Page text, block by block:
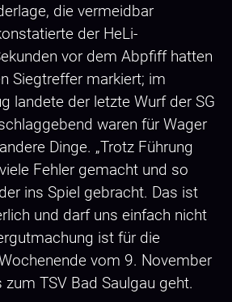
die vermeidbar
der HeLi-
vor dem Abpfiff hatten
Siegtreffer markiert; im
landete der letzte Wurf der SG
waren für Wager
Dinge. „Trotz Führung
Fehler gemacht und so
ins Spiel gebracht. Das ist
und darf uns einfach nicht
ist für die
vom 9. November
TSV Bad Saulgau geht.